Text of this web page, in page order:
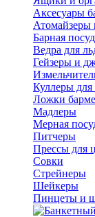
Аксесуары
Барная
Ведра для
Гейзеры и
Куллеры для
Ложки
Мадлеры
Мерная
Питчеры
Прессы для
Совки
Стрейнеры
Шейкеры
Пинцеты и